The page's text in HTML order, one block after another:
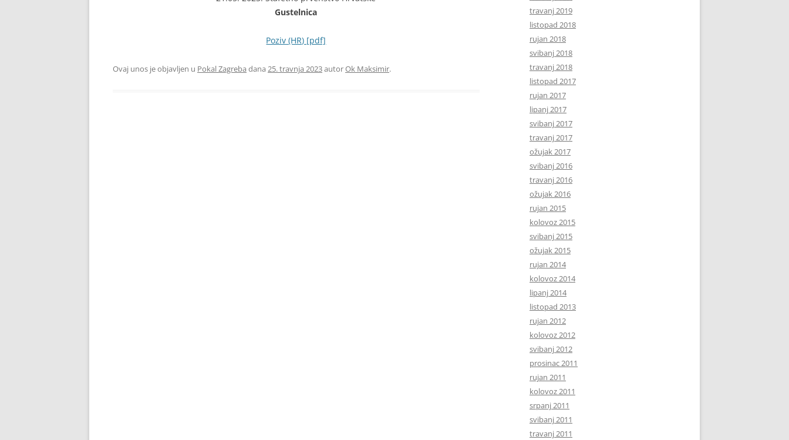
Gustelnica
Poziv (HR) [pdf]
Ovaj unos je objavljen u Pokal Zagreba dana 25. travnja 2023autorOk Maksimir.
travanj 2019
listopad 2018
rujan 2018
svibanj 2018
travanj 2018
listopad 2017
rujan 2017
lipanj 2017
svibanj 2017
travanj 2017
ožujak 2017
svibanj 2016
travanj 2016
ožujak 2016
rujan 2015
kolovoz 2015
svibanj 2015
ožujak 2015
rujan 2014
kolovoz 2014
lipanj 2014
listopad 2013
rujan 2012
kolovoz 2012
svibanj 2012
prosinac 2011
rujan 2011
kolovoz 2011
srpanj 2011
svibanj 2011
travanj 2011